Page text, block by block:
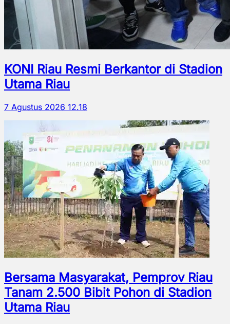
KONI Riau Resmi Berkantor di Stadion
Utama Riau
7 Agustus 2026 12.18
Bersama Masyarakat, Pemprov Riau
Tanam 2.500 Bibit Pohon di Stadion
Utama Riau